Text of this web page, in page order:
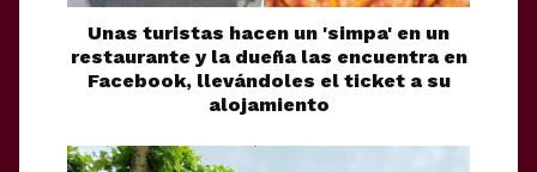
Unas turistas hacen un 'simpa' en un
restaurante y la dueña las encuentra en
Facebook, llevándoles el ticket a su
alojamiento